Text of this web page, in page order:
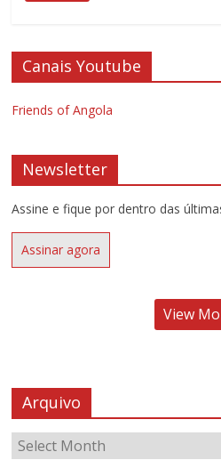
Canais Youtube
Friends of Angola
Newsletter
Assine e fique por dentro das
Assinar agora
View
Arquivo